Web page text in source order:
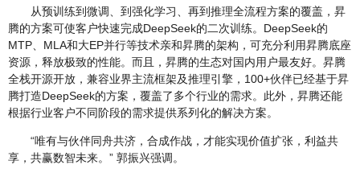
从预训练到微调、到强化学习、再到推理全流程方案的覆盖，昇
腾的方案可使客户快速完成DeepSeek的二次训练。DeepSeek的
MTP、MLA和大EP并行等技术亲和昇腾的架构，可充分利用昇腾底座
资源，释放极致的性能。而且，昇腾的生态对国内用户最友好。昇腾
全栈开源开放，兼容业界主流框架及推理引擎，100+伙伴已经基于昇
腾打造DeepSeek的方案，覆盖了多个行业的需求。此外，昇腾还能
根据行业客户不同阶段的需求提供系列化的解决方案。
“唯有与伙伴同舟共济，合成作战，才能实现价值扩张，利益共
享，共赢数智未来。” 郭振兴强调。